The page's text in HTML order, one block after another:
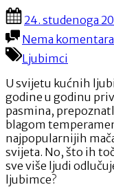
Posted
on
24. studenoga
Nema komentara
Ljubimci
U svijetu kućnih
godine u godinu
pasmina,
blagom
najpopularnijih
svijeta. No, što ih
sve više ljudi
ljubimce?